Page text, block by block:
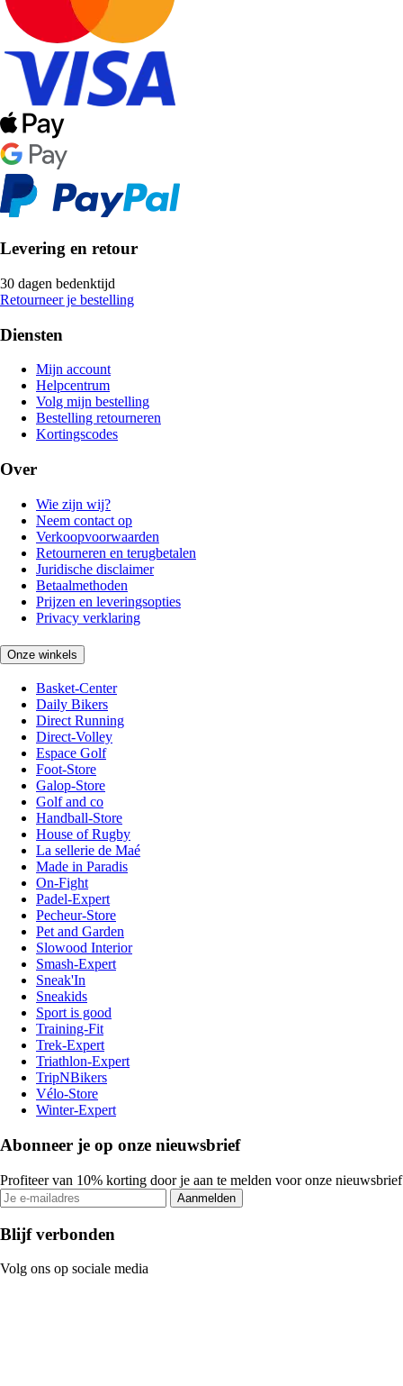
Levering en retour
30 dagen bedenktijd
Retourneer je bestelling
Diensten
Mijn account
Helpcentrum
Volg mijn bestelling
Bestelling retourneren
Kortingscodes
Over
Wie zijn wij?
Neem contact op
Verkoopvoorwaarden
Retourneren en terugbetalen
Juridische disclaimer
Betaalmethoden
Prijzen en leveringsopties
Privacy verklaring
Onze winkels
Basket-Center
Daily Bikers
Direct Running
Direct-Volley
Espace Golf
Foot-Store
Galop-Store
Golf and co
Handball-Store
House of Rugby
La sellerie de Maé
Made in Paradis
On-Fight
Padel-Expert
Pecheur-Store
Pet and Garden
Slowood Interior
Smash-Expert
Sneak'In
Sneakids
Sport is good
Training-Fit
Trek-Expert
Triathlon-Expert
TripNBikers
Vélo-Store
Winter-Expert
Abonneer je op onze nieuwsbrief
Profiteer van 10% korting door je aan te melden voor onze nieuwsbrief
Aanmelden
Blijf verbonden
Volg ons op sociale media